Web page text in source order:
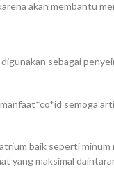
akan membantu
sebagai
semoga
baik seperti
yang maksimal